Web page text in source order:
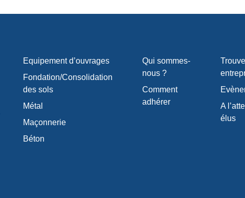
Equipement d’ouvrages
Fondation/Consolidation
des sols
Métal
Maçonnerie
Béton
Qui sommes-
nous ?
Comment
adhérer
A
élus